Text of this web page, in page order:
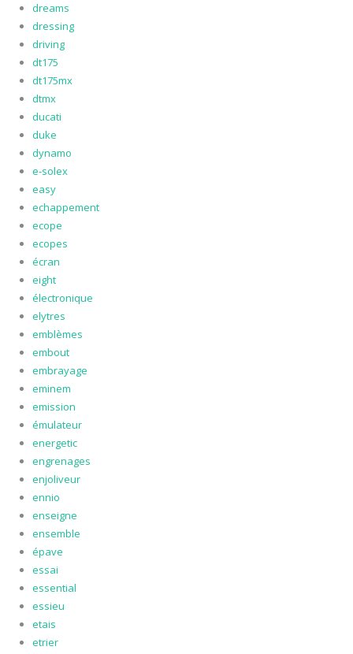
dreams
dressing
driving
dt175
dt175mx
dtmx
ducati
duke
dynamo
e-solex
easy
echappement
ecope
ecopes
écran
eight
électronique
elytres
emblèmes
embout
embrayage
eminem
emission
émulateur
energetic
engrenages
enjoliveur
ennio
enseigne
ensemble
épave
essai
essential
essieu
etais
etrier